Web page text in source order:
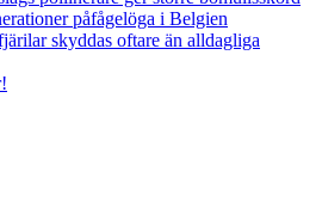
påfågelöga i Belgien
skyddas oftare än alldagliga